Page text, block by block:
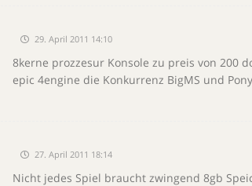
29. April 2011 14:10
8kerne prozzesur Konsole zu preis von 200
epic 4engine die Konkurrenz BigMS und
27. April 2011 18:14
Nicht jedes Spiel braucht zwingend 8gb